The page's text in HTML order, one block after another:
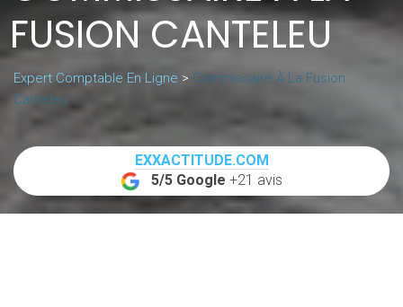
FUSION CANTELEU
Expert Comptable En Ligne > Commissaire À La Fusion
Canteleu
EXXACTITUDE.COM
5/5 Google +21 avis